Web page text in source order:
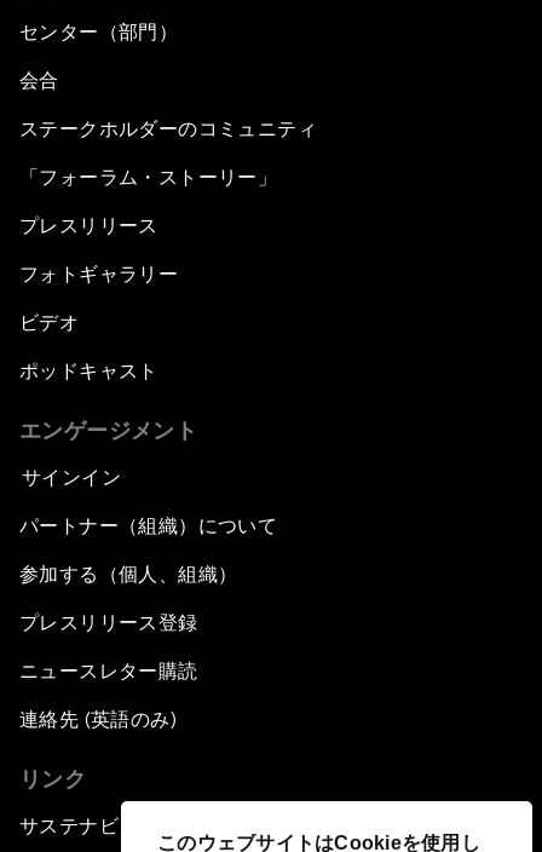
このウェブサイトはCookieを使用し
センター（部門）
会合
ステークホルダーのコミュニティ
「フォーラム・ストーリー」
プレスリリース
フォトギャラリー
ビデオ
ポッドキャスト
エンゲージメント
サインイン
パートナー（組織）について
参加する（個人、組織）
プレスリリース登録
ニュースレター購読
連絡先 (英語のみ)
リンク
サステナビリティへの取り組み